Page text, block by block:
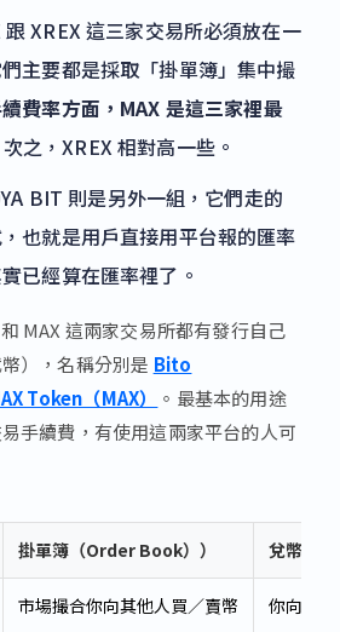
XREX 這三家交易所必須放在一
主要都是採取「掛單簿」集中撮
費率方面，MAX 是這三家裡最
之，XREX 相對高一些。
BIT 則是另外一組，它們走的
也就是用戶直接用平台報的匯率
已經算在匯率裡了。
MAX 這兩家交易所都有發行自己
幣），名稱分別是 Bito
Token（MAX）
。最基本的用途
手續費，有使用這兩家平台的人可
掛單簿（Order Book）） 兌幣（
市場撮合你向其他人買／賣幣 你向平